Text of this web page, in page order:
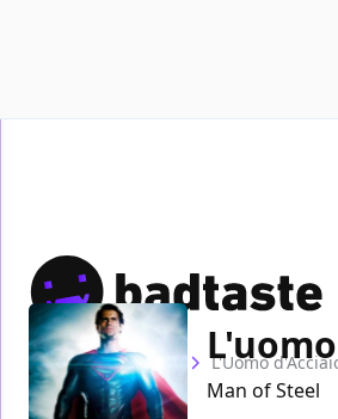
Home Film L'Uomo
Man of Steel